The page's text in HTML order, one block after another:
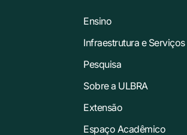
Ensino
Infraestrutura e Serviços
Pesquisa
Sobre a ULBRA
Extensão
Espaço Acadêmico